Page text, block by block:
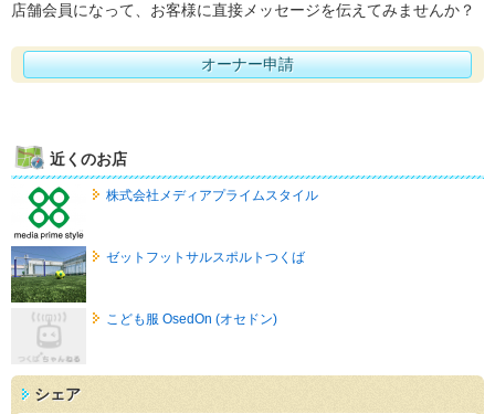
店舗会員になって、お客様に直接メッセージを伝えてみませんか？
オーナー申請
近くのお店
株式会社メディアプライムスタイル
ゼットフットサルスポルトつくば
こども服 OsedOn (オセドン)
シェア